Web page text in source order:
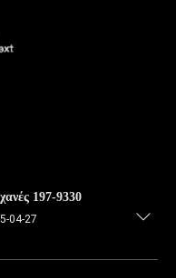
C13 C11 Εφοδιασμός κυλίνδρων για μηχανές 197-9330
04-27